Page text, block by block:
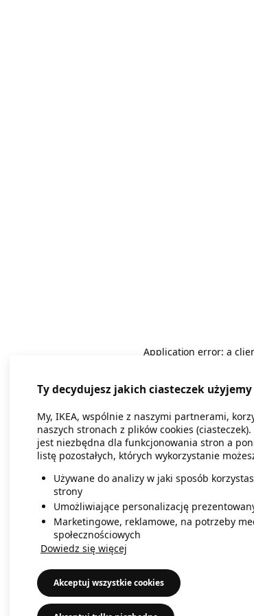
Application error: a
Ty decydujesz jakich ciasteczek użyjemy
My, IKEA, wspólnie z naszymi partnerami,
naszych stronach z plików cookies (ciasteczek).
jest niezbędna dla funkcjonowania stron a
listę pozostałych, których wykorzystanie
Używane do analizy w jaki sposób
strony
Umożliwiające personalizację
Marketingowe, reklamowe, na potrzeby
społecznościowych
Dowiedz się więcej
Akceptuj wszystkie cookies